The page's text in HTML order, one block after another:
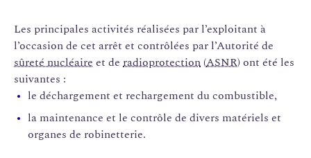
Les principales activités réalisées par l’exploitant à
l’occasion de cet arrêt et contrôlées par l’Autorité de
sûreté nucléaire et de radioprotection (ASNR) ont été les
suivantes :
le déchargement et rechargement du combustible,
la maintenance et le contrôle de divers matériels et
organes de robinetterie.